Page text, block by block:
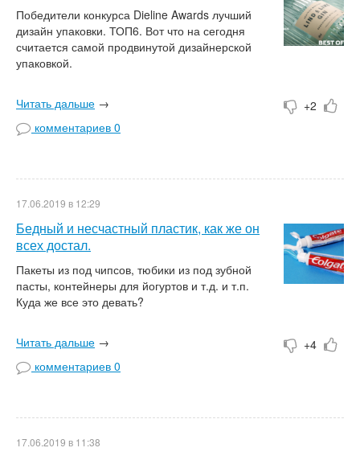
Победители конкурса Dieline Awards лучший
дизайн упаковки. ТОП6. Вот что на сегодня
считается самой продвинутой дизайнерской
упаковкой.
Читать дальше →
+2
комментариев 0
17.06.2019 в 12:29
Бедный и несчастный пластик, как же он
всех достал.
Пакеты из под чипсов, тюбики из под зубной
пасты, контейнеры для йогуртов и т.д. и т.п.
Куда же все это девать?
Читать дальше →
+4
комментариев 0
17.06.2019 в 11:38